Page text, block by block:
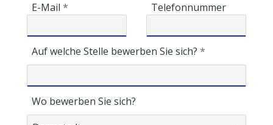
E-Mail Telefonnummer
Auf welche Stelle bewerben Sie sich?
Wo bewerben Sie sich?